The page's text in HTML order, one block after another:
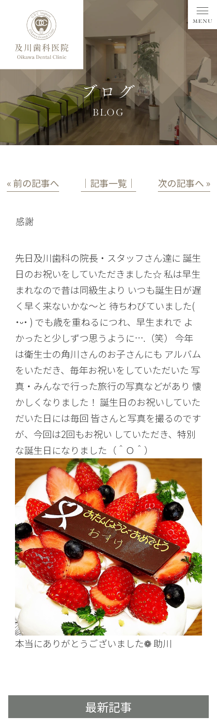
ブログ
BLOG
« 前の記事へ │記事一覧│ 次の記事へ »
感謝
先日及川歯科の院長・スタッフさん達に 誕生
日のお祝いをしていただきました☆ 私は早生
まれなので昔は同級生より いつも誕生日が遅
く早く来ないかな～と 待ちわびていました(
˙ᵕ˙ ) でも歳を重ねるにつれ、早生まれで よ
かったと少しずつ思うように….（笑） 今年
は衛生士の角川さんのお子さんにも アルバム
をいただき、毎年お祝いをしていただいた 写
真・みんなで行った旅行の写真などがあり 懐
かしくなりました！ 誕生日のお祝いしていた
だいた日には毎回 皆さんと写真を撮るのです
が、今回は2回もお祝い していただき、特別
な誕生日になりました（＾Ｏ＾）
本当にありがとうございました❁ 助川
最新記事